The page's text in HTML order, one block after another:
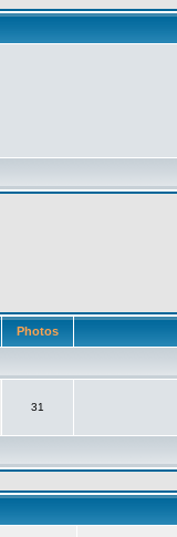
Photos
31